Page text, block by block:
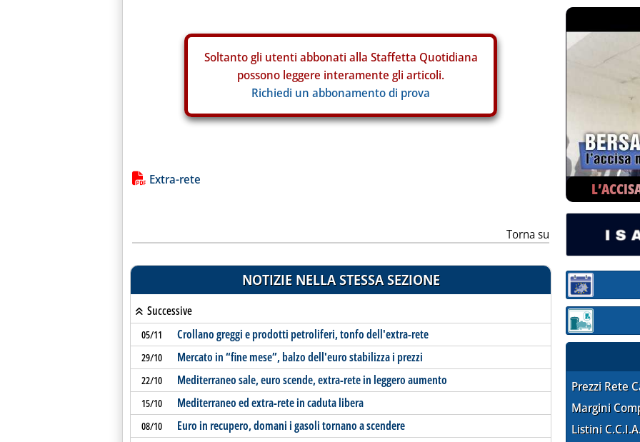
Soltanto gli utenti abbonati alla Staffetta Quotidiana
possono leggere interamente gli articoli.
Richiedi un abbonamento di prova
Lista allegati PDF alla notizia
Extra-rete
Torna su
NOTIZIE NELLA STESSA SEZIONE
Successive
05/11 Crollano greggi e prodotti petroliferi, tonfo dell'extra-rete
29/10 Mercato in “fine mese”, balzo dell'euro stabilizza i prezzi
22/10 Mediterraneo sale, euro scende, extra-rete in leggero aumento
15/10 Mediterraneo ed extra-rete in caduta libera
08/10 Euro in recupero, domani i gasoli tornano a scendere
Sezione:
Sezione:
Prezzi Rete
Margini
Listini